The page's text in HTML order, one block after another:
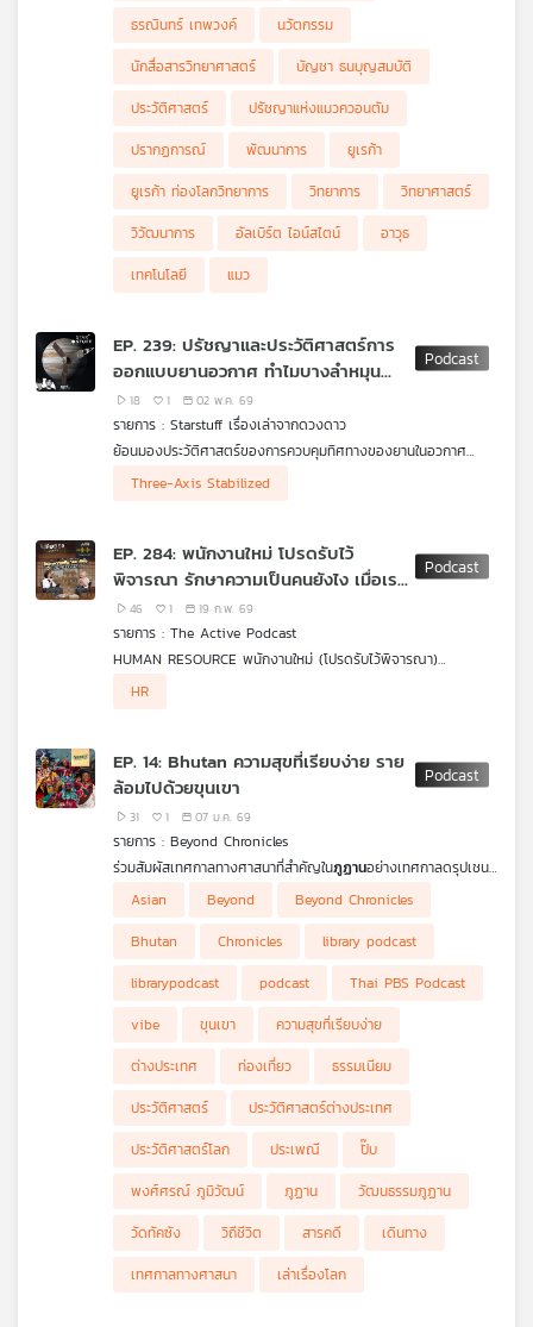
ข่าย
ธรณินทร์ เทพวงค์
นวัตกรรม
นักสื่อสารวิทยาศาสตร์
บัญชา ธนบุญสมบัติ
ประวัติศาสตร์
ปรัชญาแห่งแมวควอนตัม
ปรากฏการณ์
พัฒนาการ
ยูเรก้า
ยูเรก้า ท่องโลกวิทยาการ
วิทยาการ
วิทยาศาสตร์
วิวัฒนาการ
อัลเบิร์ต ไอน์สไตน์
อาวุธ
เทคโนโลยี
แมว
EP. 239: ปรัชญาและประวัติศาสตร์การ
ออกแบบยานอวกาศ ทำไมบางลำหมุน
บางลำไม่หมุน
18 1 02 พ.ค. 69
รายการ : Starstuff เรื่องเล่าจากดวงดาว
ย้อนมองประวัติศาสตร์ของการควบคุมทิศทางของยานในอวกาศ
อย่าง Spin Stabilization ให้ยานหมุนรอบตัวเองเหมือนลูกข่าง
แผงโซลาร์ ยานแบบ Three-Axis Stabilized ที่ไม่หมุนก็เริ่มเข้ามา
แทน
อวกาศ ไปจนถึงยานรุ่นใหม่ที่ทำภารกิจระดับละเอียดสูง เพราะสุดท้าย
แล้ว การจะหมุนหรือไม่หมุน ไม่ใช่แค่เรื่องเทคนิค แต่มันคือการเลือกว่า
จะ “แลกอะไร” เพื่อให้ภารกิจนั้นเกิดขึ้นได้จริง
Three-Axis Stabilized
EP. 284: พนักงานใหม่ โปรดรับไว้
พิจารณา รักษาความเป็นคนยังไง เมื่อเรา
เป็นแค่ทรัพยากร
46 1 19 ก.พ. 69
รายการ : The Active Podcast
HUMAN RESOURCE พนักงานใหม่ (โปรดรับไว้พิจารณา)
จริงของพนักงานออฟฟิศที่ใช้ชีวิตแสนธรรมดา บนโครงสร้างสังคม
หนังเดินเรื่องด้วย ‘เฟรนด์’ พนักงาน HR สาวที่ท้อง 2 เดือน กับสิ่ง
อุปถัมป์ที่กลายเป็นปัจจัยในการเอาชีวิตรอด
หลากหลายประเด็นที่ฉายความความจริงในสังคมอย่างตรงไปตรงมา
ตั้งแต่ปัญหาระดับสุขภาพจิตของผู้คน จนไปถึงโครงสร้างระดับใหญ่
ของประเทศ กับคำถามสำคัญว่า ในช่วงเวลาแห่งความเหนื่อยหนักบน
เกิดมาเป็นเพียงแค่ ‘ทรัพยากร’
HR
EP. 14: Bhutan ความสุขที่เรียบง่าย ราย
ล้อมไปด้วยขุนเขา
31 1 07 ม.ค. 69
รายการ : Beyond Chronicles
ร่วมสัมผัสเทศกาลทางศาสนาที่สำคัญในภูฏานอย่างเทศกาลดรุปเชน
และตำนานเบื้องหลัง พร้อมพาชมบ้านเมือง วัฒนธรรม และแหล่ง
ท่องเที่ยวต่าง ๆ อัปเดตข้อมูลปี 2025 ทั้งการกินอาหารภูฏานแท้ ๆ
การรีวิวภาพยนตร์ที่ถ่ายทำในภูฏาน และประสบการณ์สุดระทึกกับการขี่
ม้าเลาะริมหน้าผาเพื่อสำรวจ
วัดทัคซัง
ติดตามเรื่องราวที่น่าสนใจเหล่า
นี้ได้ในรายการ
“Beyond Chronicle เล่าเรื่องโลก”
Asian Beyond
Beyond Chronicles
Bhutan
Chronicles
library podcast
librarypodcast
podcast
Thai PBS Podcast
vibe
ขุนเขา
ความสุขที่เรียบง่าย
ต่างประเทศ
ท่องเที่ยว
ธรรมเนียม
ประวัติศาสตร์
ประวัติศาสตร์ต่างประเทศ
ประวัติศาสตร์โลก
ประเพณี
ปั๊บ
พงศ์ศรณ์ ภูมิวัฒน์
ภูฏาน
วัฒนธรรมภูฏาน
วัดทัคซัง
วิถีชีวิต สารคดี
เดินทาง
เทศกาลทางศาสนา
เล่าเรื่องโลก